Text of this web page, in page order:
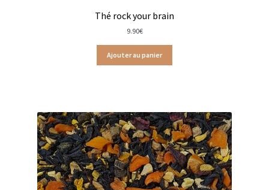
Thés verts Les Jardins de Gaïa
Thés fleuris en vrac
Thés fruits exotiques en sachets
Thé rock your brain
9.90€
Ajouter au panier